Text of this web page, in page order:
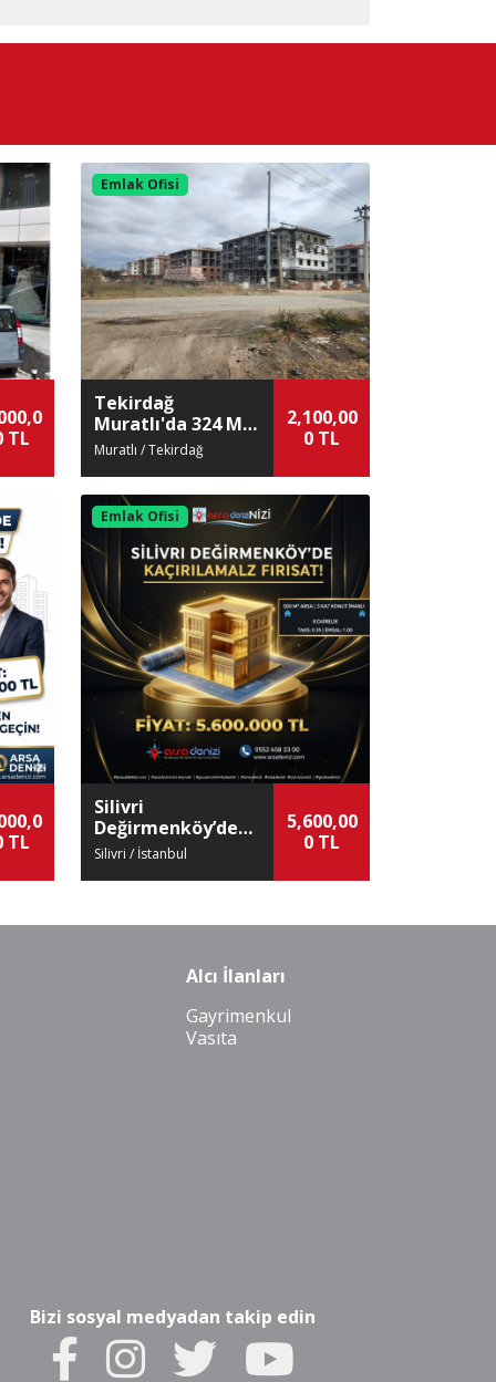
Yolu Var
TL
Emlak Ofisi
Tekirdağ
Muratlı'da 324 M²
Satılık Arsa
Muratlı / Tekirdağ
2,100,00
0 TL
TL
Emlak Ofisi
Silivri
Değirmenköy’de
İnşaata Hazır
Silivri / İstanbul
5,600,00
0 TL
Alcı İlanları
Gayrimenkul
Vasıta
Bizi sosyal medyadan takip edin